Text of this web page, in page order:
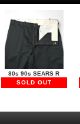
80s 90s SEARS R
SOLD OUT